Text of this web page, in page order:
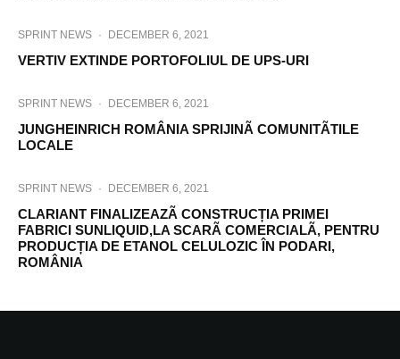
SPRINT NEWS · DECEMBER 6, 2021
VERTIV EXTINDE PORTOFOLIUL DE UPS-URI
SPRINT NEWS · DECEMBER 6, 2021
JUNGHEINRICH ROMÂNIA SPRIJINÃ COMUNITÃTILE
LOCALE
SPRINT NEWS · DECEMBER 6, 2021
CLARIANT FINALIZEAZÃ CONSTRUCȚIA PRIMEI
FABRICI SUNLIQUID,LA SCARÃ COMERCIALÃ, PENTRU
PRODUCȚIA DE ETANOL CELULOZIC ÎN PODARI,
ROMÂNIA